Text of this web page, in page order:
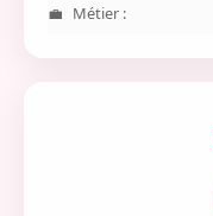
Métier :